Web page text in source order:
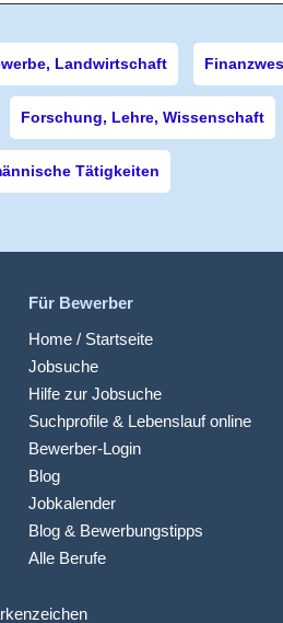
Landwirtschaft
Forschung, Lehre, Wissenschaft
Tätigkeiten
Für Bewerber
Home / Startseite
Jobsuche
Hilfe zur Jobsuche
Suchprofile & Lebenslauf online
Bewerber-Login
Blog
Jobkalender
Blog & Bewerbungstipps
Alle Berufe